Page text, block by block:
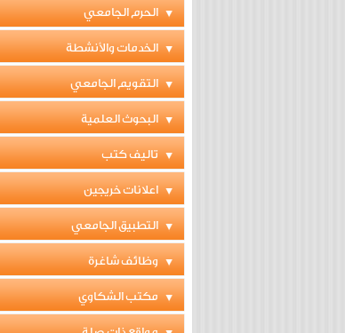
الحرم الجامعي
الخدمات والأنشطة
التقويم الجامعي
البحوث العلمية
تاليف كتب
اعلانات خريجين
التطبيق الجامعي
وظائف شاغرة
مكتب الشكاوي